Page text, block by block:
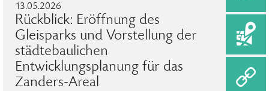
13.05.2026
Rückblick: Eröffnung des
Gleisparks und Vorstellung der
städtebaulichen
Entwicklungsplanung für das
Zanders-Areal